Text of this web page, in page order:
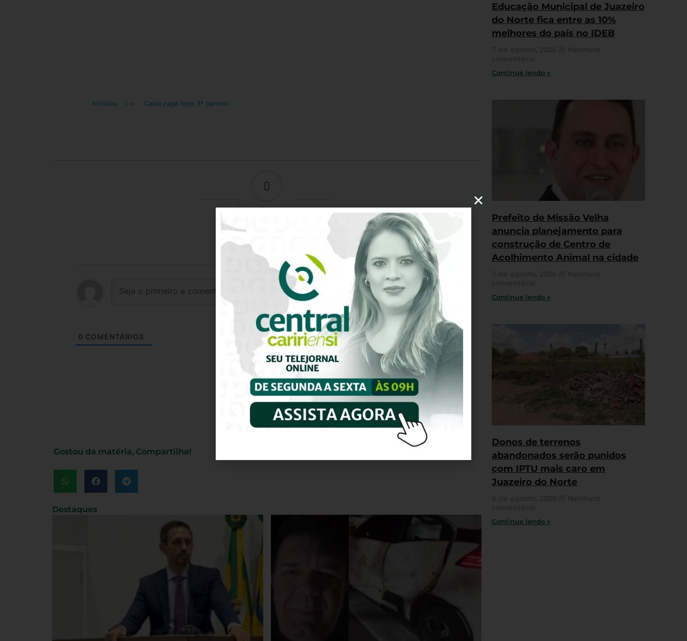
Notícias >> Caixa paga hoje 3ª parcela
0
Avaliação do artigo
0 COMENTÁRIOS
Gostou da matéria, Compartilhe!
Destaques
Educação Municipal de Juazeiro
do Norte fica entre as 10%
melhores do país no IDEB
Continue lendo »
Prefeito de Missão Velha
anuncia planejamento para
construção de Centro de
Acolhimento Animal na cidade
Continue lendo »
Donos de terrenos
abandonados serão punidos
com IPTU mais caro em
Juazeiro do Norte
Continue lendo »